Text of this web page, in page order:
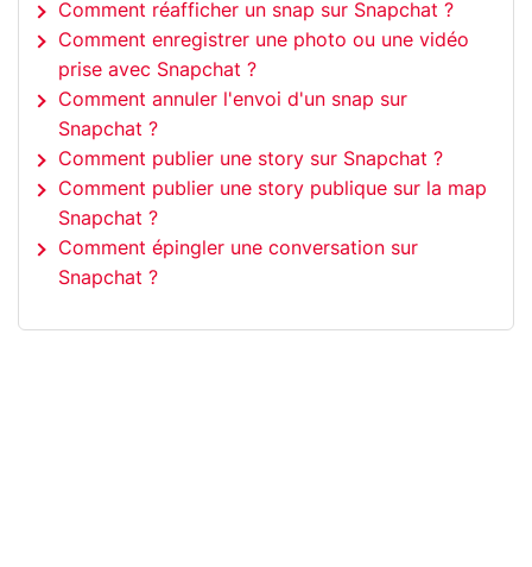
Comment réafficher un snap sur Snapchat ?
Comment enregistrer une photo ou une vidéo
prise avec Snapchat ?
Comment annuler l'envoi d'un snap sur
Snapchat ?
Comment publier une story sur Snapchat ?
Comment publier une story publique sur la map
Snapchat ?
Comment épingler une conversation sur
Snapchat ?